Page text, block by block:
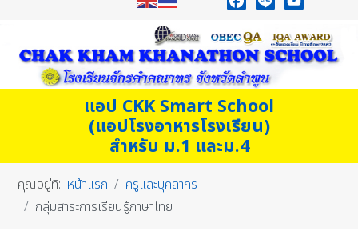
แอป CKK Smart School
(แอปโรงอาหารโรงเรียน)
สำหรับ ม.1 และม.4
คุณอยู่ที่: หน้าแรก
ครูและบุคลากร
กลุ่มสาระการเรียนรู้ภาษาไทย